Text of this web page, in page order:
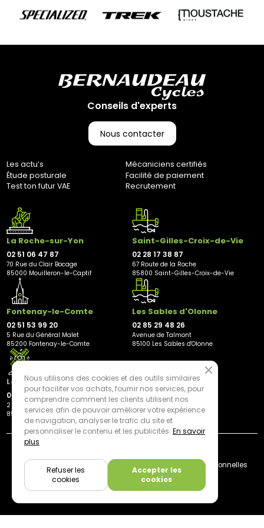
Conseils d'experts
Nous contacter
Les actu’s
Mécaniciens certifiés
Étude posturale
Facilité de paiement
Test ton futur VAE
Recrutement
La Roche-sur-Yon
02 51 06 47 87
70 Rue du Clair Bocage
85000 Mouilleron-le-Captif
Saint-Gilles-Croix-de-Vie
02 28 17 38 87
67 Route de la Roche
85800 Saint-Gilles-Croix-de-Vie
Fontenay-le-Comte
02 51 53 99 20
5 Rue du Général Malet
85200 Fontenay-le-Comte
Les Sables d'Olonne
02 85 29 48 26
Avenue de Talmont
85100 Les Sables d'Olonne
Les Herbiers
02 21 81 23 11
2 rue des Peupliers
85500 Les Herbiers
Livraison
Mentions légales
Données personnelles
Cookies
Nous utilisons des cookies et des outils similaires
pour faciliter vos achats, fournir nos services, pour
comprendre comment les clients utilisent nos
services afin de pouvoir améliorer votre expérience
de navigation, analyser le trafic du site et
personnaliser le contenu et les publicités. En savoir
plus
Accepter les
cookies
Refuser les
cookies